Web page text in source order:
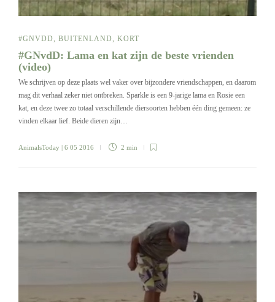
#GNVDD, BUITENLAND, KORT
#GNvdD: Lama en kat zijn de beste vrienden
(video)
We schrijven op deze plaats wel vaker over bijzondere vriendschappen, en daarom
mag dit verhaal zeker niet ontbreken. Sparkle is een 9-jarige lama en Rosie een
kat, en deze twee zo totaal verschillende diersoorten hebben één ding gemeen: ze
vinden elkaar lief. Beide dieren zijn…
AnimalsToday | 6 05 2016 2 min